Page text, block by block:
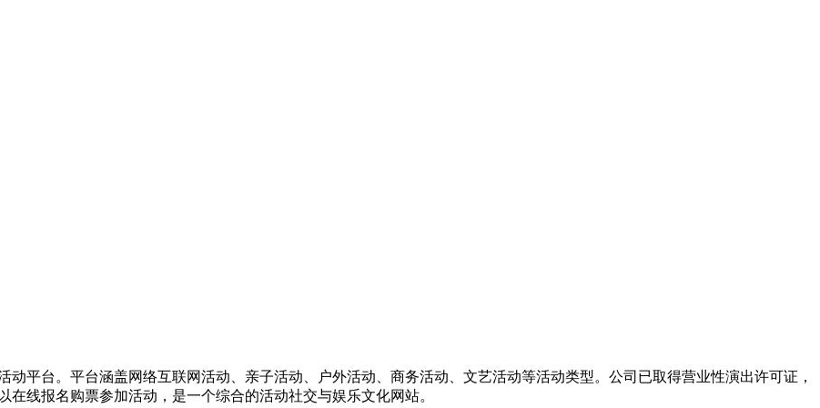
平台。平台涵盖网络互联网活动、亲子活动、户外活动、商务活动、文艺活动等活动类型。公司已取得营业性演出许可证，
线报名购票参加活动，是一个综合的活动社交与娱乐文化网站。